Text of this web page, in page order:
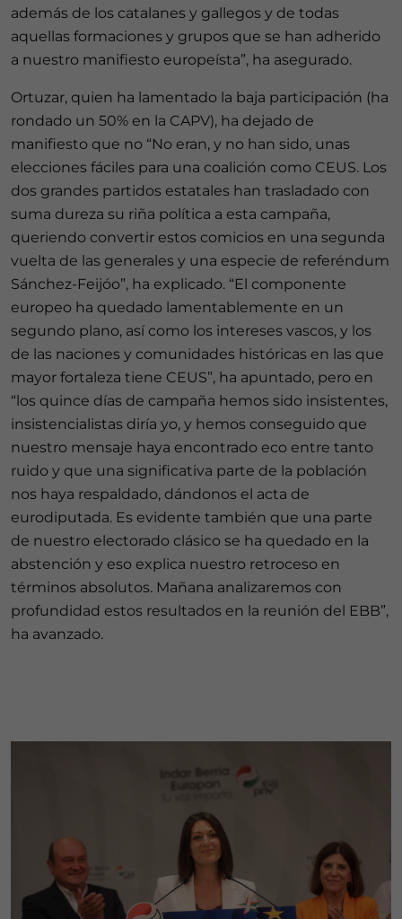
además de los catalanes y gallegos y de todas
aquellas formaciones y grupos que se han adherido
a nuestro manifiesto europeísta”, ha asegurado.
Ortuzar, quien ha lamentado la baja participación (ha
rondado un 50% en la CAPV), ha dejado de
manifiesto que no “No eran, y no han sido, unas
elecciones fáciles para una coalición como CEUS. Los
dos grandes partidos estatales han trasladado con
suma dureza su riña política a esta campaña,
queriendo convertir estos comicios en una segunda
vuelta de las generales y una especie de referéndum
Sánchez-Feijóo”, ha explicado. “El componente
europeo ha quedado lamentablemente en un
segundo plano, así como los intereses vascos, y los
de las naciones y comunidades históricas en las que
mayor fortaleza tiene CEUS”, ha apuntado, pero en
“los quince días de campaña hemos sido insistentes,
insistencialistas diría yo, y hemos conseguido que
nuestro mensaje haya encontrado eco entre tanto
ruido y que una significativa parte de la población
nos haya respaldado, dándonos el acta de
eurodiputada. Es evidente también que una parte
de nuestro electorado clásico se ha quedado en la
abstención y eso explica nuestro retroceso en
términos absolutos. Mañana analizaremos con
profundidad estos resultados en la reunión del EBB”,
ha avanzado.